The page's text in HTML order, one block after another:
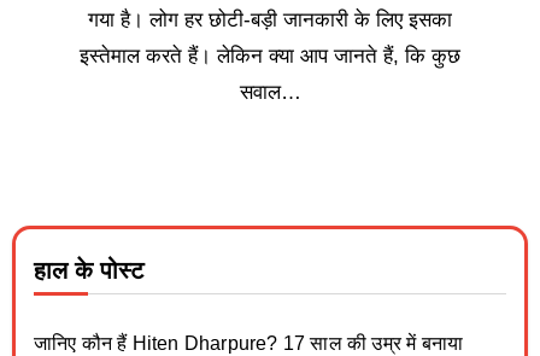
गया है। लोग हर छोटी-बड़ी जानकारी के लिए इसका
इस्तेमाल करते हैं। लेकिन क्या आप जानते हैं, कि कुछ
सवाल…
हाल के पोस्ट
जानिए कौन हैं Hiten Dharpure? 17 साल की उम्र में बनाया